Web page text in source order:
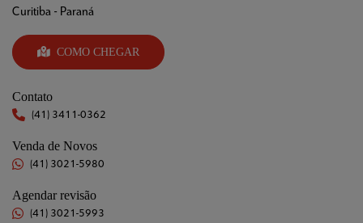
Curitiba - Paraná
COMO CHEGAR
Contato
(41) 3411-0362
Venda de Novos
(41) 3021-5980
Agendar revisão
(41) 3021-5993